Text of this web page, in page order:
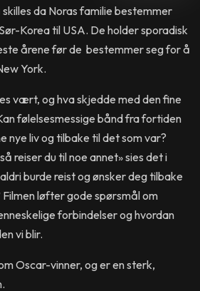
da Noras familie bestemmer
Korea til USA. De holder sporadisk
årene før de bestemmer seg for å
York.
vært, og hva skjedde med den fine
følelsesmessige bånd fra fortiden
nye liv og tilbake til det som var?
reiser du til noe annet» sies det i
burde reist og ønsker deg tilbake
Filmen løfter gode spørsmål om
forbindelser og hvordan
vi blir.
Oscar-vinner, og er en sterk,